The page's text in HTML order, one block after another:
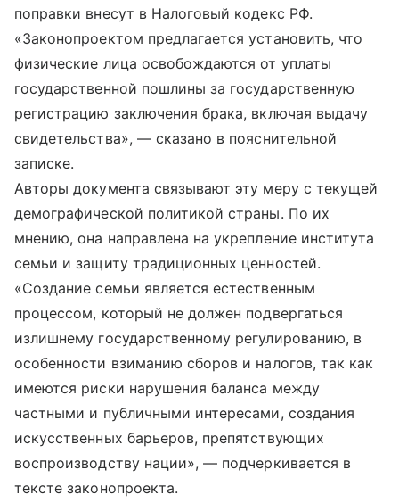
поправки внесут в Налоговый кодекс РФ.
«Законопроектом предлагается установить, что
физические лица освобождаются от уплаты
государственной пошлины за государственную
регистрацию заключения брака, включая выдачу
свидетельства», — сказано в пояснительной
записке.
Авторы документа связывают эту меру с текущей
демографической политикой страны. По их
мнению, она направлена на укрепление института
семьи и защиту традиционных ценностей.
«Создание семьи является естественным
процессом, который не должен подвергаться
излишнему государственному регулированию, в
особенности взиманию сборов и налогов, так как
имеются риски нарушения баланса между
частными и публичными интересами, создания
искусственных барьеров, препятствующих
воспроизводству нации», — подчеркивается в
тексте законопроекта.